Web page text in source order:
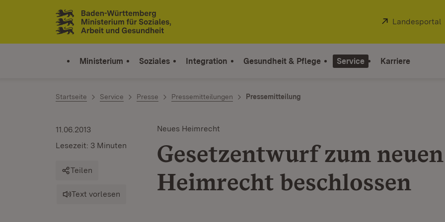
Zum Inhalt springen
Link zur Startseite
Extern:
Landesportal
Ministerium Soziales Integration Gesundheit & Pflege Service Karriere
Startseite Service Presse Pressemitteilungen Pressemitteilung
Neues Heimrecht
Gesetzentwurf zum neuen
Heimrecht beschlossen
11.06.2013
Lesezeit: 3 Minuten
Teilen
Text vorlesen